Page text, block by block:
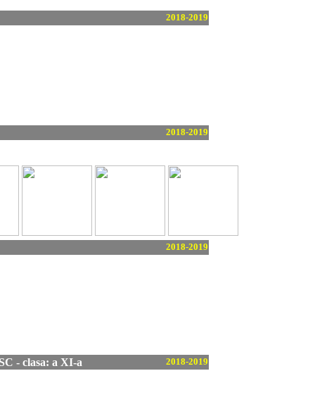
2018-2019
2018-2019
2018-2019
- clasa: a XI-a 2018-2019